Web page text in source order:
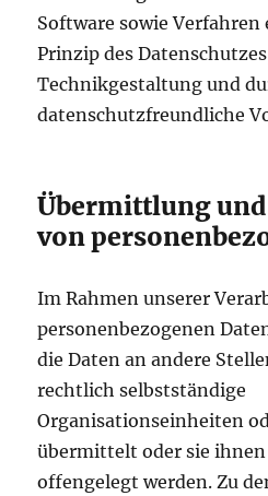
Software sowie
Prinzip des
Technikgestaltung und
datenschutzfreundliche
Übermittlung
von
Im Rahmen unserer
personenbezogenen
die Daten an andere
rechtlich selbstständige
Organisationseinheiten
übermittelt oder sie ihnen
offengelegt werden. Zu